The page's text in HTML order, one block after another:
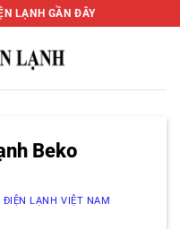
LẠNH GẦN ĐÂY
Beko
ĐIỆN LẠNH VIỆT NAM